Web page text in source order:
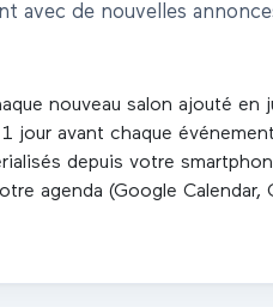
avec de nouvelles
nouveau salon ajouté en
jour avant chaque événement
depuis votre
agenda (Google Calendar,